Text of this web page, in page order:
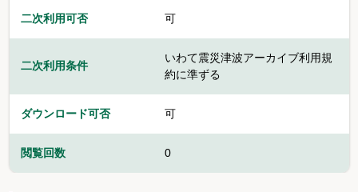
二次利用可否 可
二次利用条件
いわて震災津波アーカイブ利用規
約に準ずる
ダウンロード可否 可
閲覧回数 0